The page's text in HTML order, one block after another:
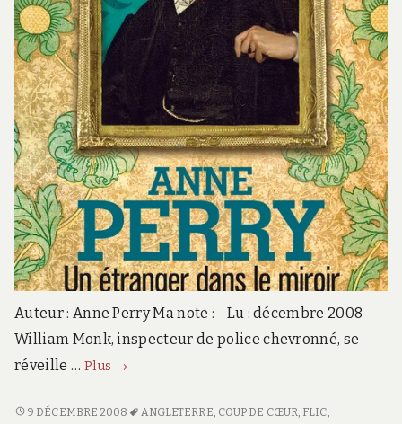
Auteur : Anne Perry Ma note : Lu : décembre 2008
William Monk, inspecteur de police chevronné, se
réveille … Plus Un
dans
→
<SPAN
9 DÉCEMBRE 2008 ANGLETERRE COUP DE CŒUR FLIC